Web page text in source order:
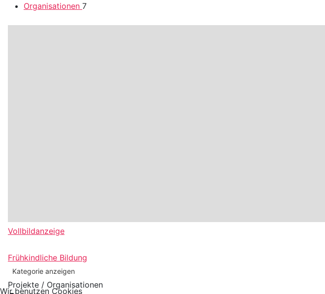
Organisationen 7
Vollbildanzeige
Frühkindliche Bildung
Kategorie anzeigen
Projekte / Organisationen
Wir benutzen Cookies